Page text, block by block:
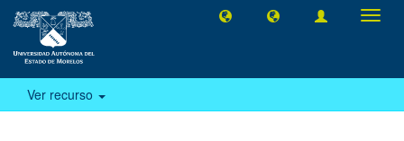
Ver recurso